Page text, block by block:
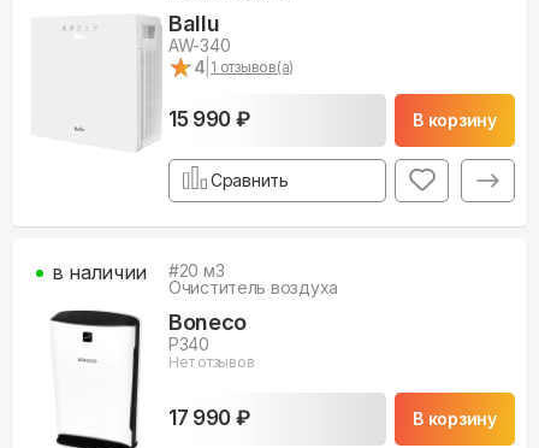
Ballu
AW-340
★
★4 1 отзывов(а)
15 990 ₽ В корзину
Сравнить
#20 м3
Очиститель воздуха
Boneco
P340
Нет отзывов
17 990 ₽ В корзину
в наличии